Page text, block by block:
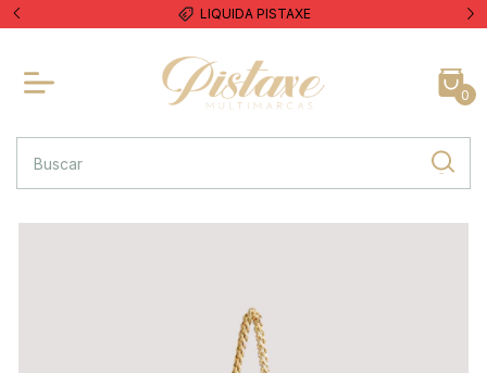
LIQUIDA PISTAXE
0